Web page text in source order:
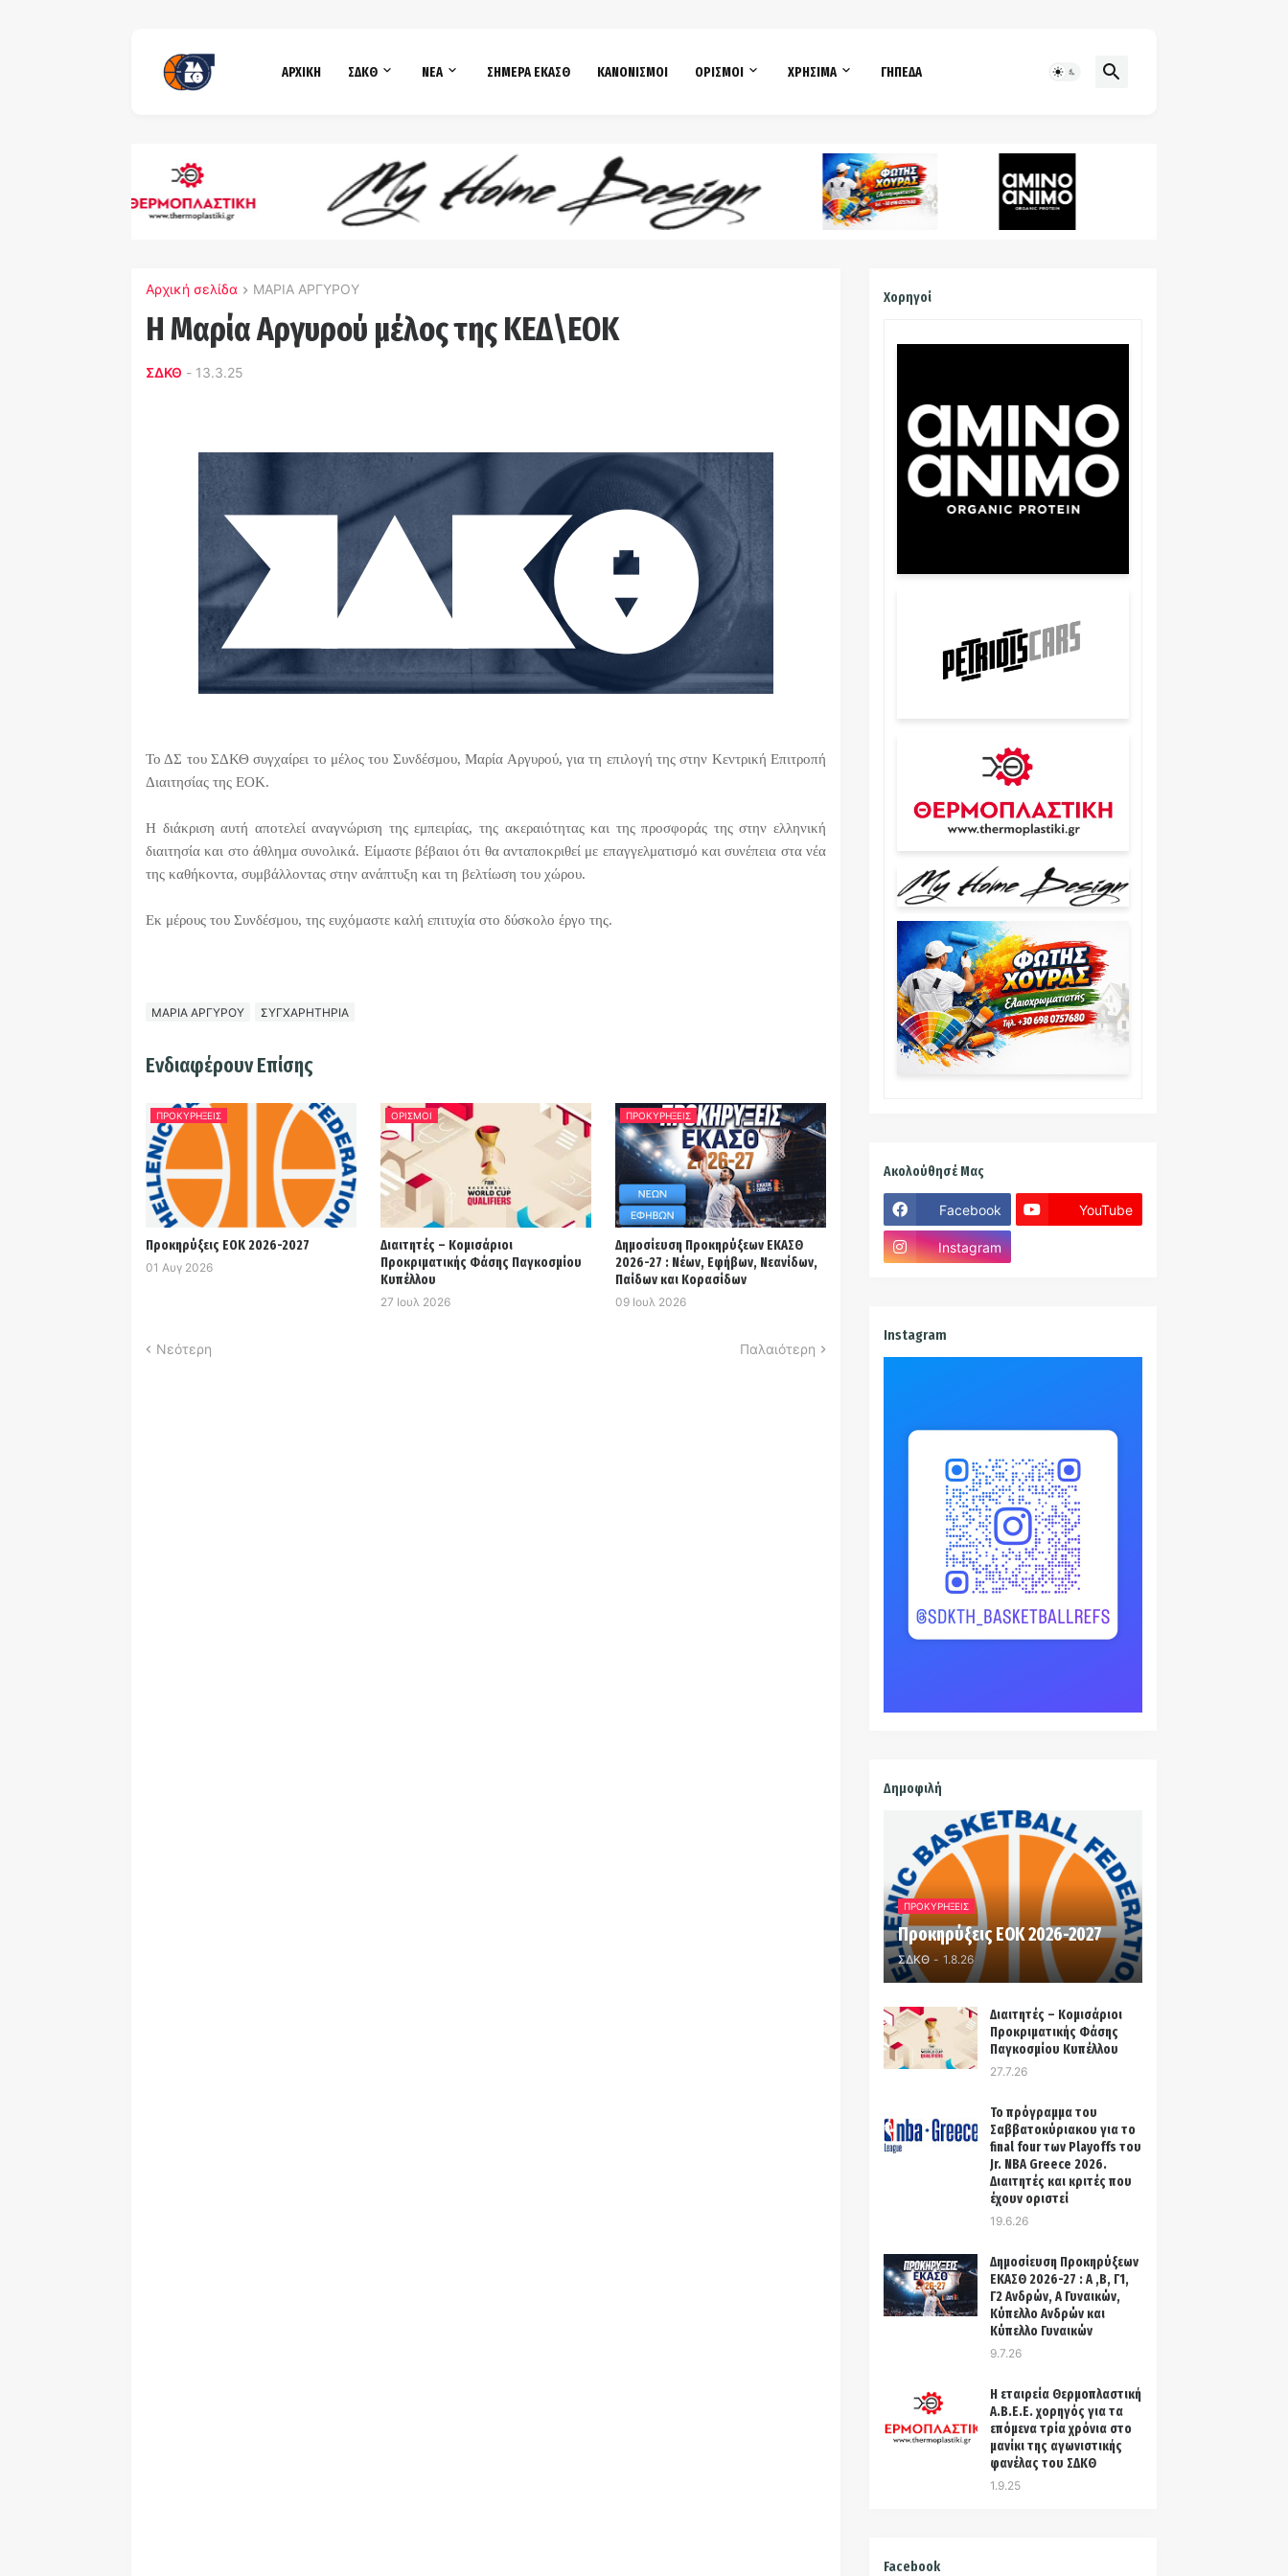
ΑΡΧΙΚΗ ΣΔΚΘ ΝΕΑ ΣΗΜΕΡΑ ΕΚΑΣΘ ΚΑΝΟΝΙΣΜΟΙ ΟΡΙΣΜΟΙ ΧΡΗΣΙΜΑ ΓΗΠΕΔΑ
Αρχική σελίδα ΜΑΡΙΑ ΑΡΓΥΡΟΥ
Η Μαρία Αργυρού μέλος της ΚΕΔ\ΕΟΚ
ΣΔΚΘ - 13.3.25
Το ΔΣ του ΣΔΚΘ συγχαίρει το μέλος του Συνδέσμου, Μαρία Αργυρού, για τη επιλογή της στην Κεντρική Επιτροπή
Διαιτησίας της ΕΟΚ.
Η διάκριση αυτή αποτελεί αναγνώριση της εμπειρίας, της ακεραιότητας και της προσφοράς της στην ελληνική
διαιτησία και στο άθλημα συνολικά. Είμαστε βέβαιοι ότι θα ανταποκριθεί με επαγγελματισμό και συνέπεια στα νέα
της καθήκοντα, συμβάλλοντας στην ανάπτυξη και τη βελτίωση του χώρου.
Εκ μέρους του Συνδέσμου, της ευχόμαστε καλή επιτυχία στο δύσκολο έργο της.
ΜΑΡΙΑ ΑΡΓΥΡΟΥ ΣΥΓΧΑΡΗΤΗΡΙΑ
Ενδιαφέρουν Επίσης
ΠΡΟΚΥΡΗΞΕΙΣ
Προκηρύξεις ΕΟΚ 2026-2027
01 Αυγ 2026
ΟΡΙΣΜΟΙ
Διαιτητές – Κομισάριοι
Προκριματικής Φάσης Παγκοσμίου
Κυπέλλου
27 Ιουλ 2026
ΠΡΟΚΥΡΗΞΕΙΣ
Δημοσίευση Προκηρύξεων ΕΚΑΣΘ
2026-27 : Νέων, Εφήβων, Νεανίδων,
Παίδων και Κορασίδων
09 Ιουλ 2026
Νεότερη Παλαιότερη
Χορηγοί
Ακολούθησέ Μας
Facebook YouTube
Instagram
Instagram
Δημοφιλή
ΠΡΟΚΥΡΗΞΕΙΣ
Προκηρύξεις ΕΟΚ 2026-2027
ΣΔΚΘ - 1.8.26
Διαιτητές – Κομισάριοι
Προκριματικής Φάσης
Παγκοσμίου Κυπέλλου
27.7.26
Το πρόγραμμα του
Σαββατοκύριακου για το
final four των Playoffs του
Jr. NBA Greece 2026.
Διαιτητές και κριτές που
έχουν οριστεί
19.6.26
Δημοσίευση Προκηρύξεων
ΕΚΑΣΘ 2026-27 : Α ,Β, Γ1,
Γ2 Ανδρών, Α Γυναικών,
Κύπελλο Ανδρών και
Κύπελλο Γυναικών
9.7.26
Η εταιρεία Θερμοπλαστική
Α.Β.Ε.Ε. χορηγός για τα
επόμενα τρία χρόνια στo
μανίκι της αγωνιστικής
φανέλας του ΣΔΚΘ
1.9.25
Facebook